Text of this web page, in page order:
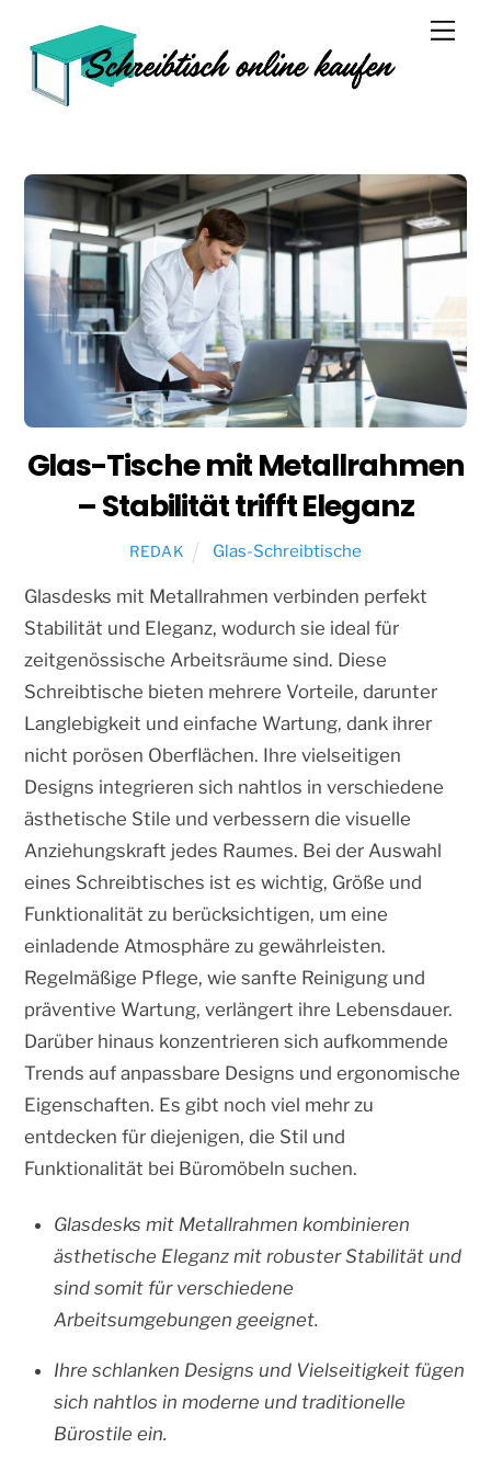
Glas-Tische mit Metallrahmen
– Stabilität trifft Eleganz
REDAK Glas-Schreibtische
Glasdesks mit Metallrahmen verbinden perfekt
Stabilität und Eleganz, wodurch sie ideal für
zeitgenössische Arbeitsräume sind. Diese
Schreibtische bieten mehrere Vorteile, darunter
Langlebigkeit und einfache Wartung, dank ihrer
nicht porösen Oberflächen. Ihre vielseitigen
Designs integrieren sich nahtlos in verschiedene
ästhetische Stile und verbessern die visuelle
Anziehungskraft jedes Raumes. Bei der Auswahl
eines Schreibtisches ist es wichtig, Größe und
Funktionalität zu berücksichtigen, um eine
einladende Atmosphäre zu gewährleisten.
Regelmäßige Pflege, wie sanfte Reinigung und
präventive Wartung, verlängert ihre Lebensdauer.
Darüber hinaus konzentrieren sich aufkommende
Trends auf anpassbare Designs und ergonomische
Eigenschaften. Es gibt noch viel mehr zu
entdecken für diejenigen, die Stil und
Funktionalität bei Büromöbeln suchen.
Glasdesks mit Metallrahmen kombinieren
ästhetische Eleganz mit robuster Stabilität und
sind somit für verschiedene
Arbeitsumgebungen geeignet.
Ihre schlanken Designs und Vielseitigkeit fügen
sich nahtlos in moderne und traditionelle
Bürostile ein.